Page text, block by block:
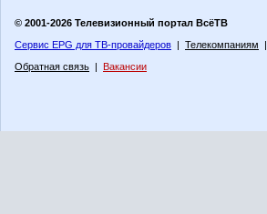
© 2001-2026 Телевизионный портал ВсёТВ
Сервис EPG для ТВ-провайдеров | Телекомпаниям |
Обратная связь | Вакансии